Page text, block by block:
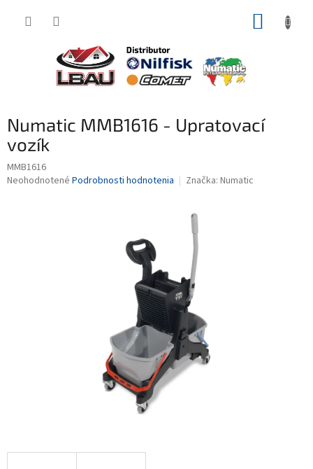
Numatic MMB1616 - Upratovací
vozík
MMB1616
Priemerné
Neohodnotené Podrobnosti hodnotenia Značka: Numatic